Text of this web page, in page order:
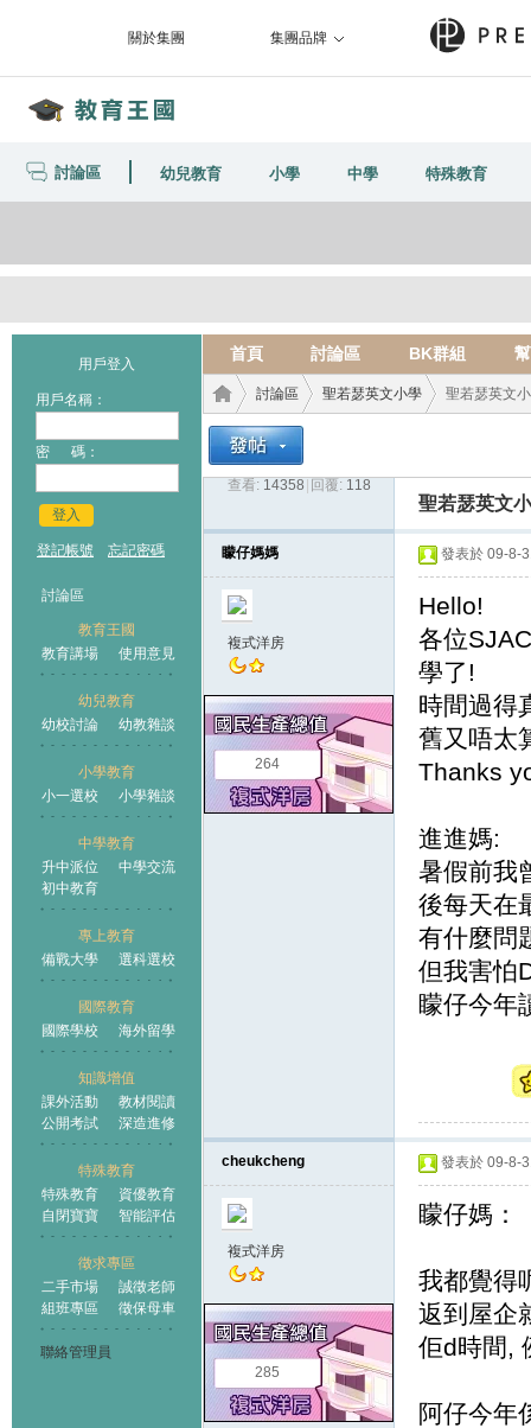
關於集團 集團品牌
討論區 幼兒教育 小學 中學 特殊教育
用戶登入
用戶名稱：
密 碼：
登入
登記帳號 忘記密碼
討論區
教育王國
教育講場
使用意見
幼兒教育
幼校討論
幼教雜談
小學教育
小一選校
小學雜談
中學教育
升中派位
中學交流
初中教育
專上教育
備戰大學
選科選校
國際教育
國際學校
海外留學
知識增值
課外活動
教材閱讀
公開考試
深造進修
特殊教育
特殊教育
資優教育
自閉寶寶
智能評估
徵求專區
二手市場
誠徵老師
組班專區
徵保母車
聯絡管理員
首頁 討論區 BK群組
教育
王國
›
討論區
›
聖若瑟英文小學
›
聖若瑟英文
查看: 14358 回覆: 118
聖若瑟英文
矇仔媽媽
複式洋房
264
發表於 09-8-
Hello!
各位
學了!
時間過得
舊又唔太
Thanks
進進媽:
暑假前我
後每天在
有什麼問
但我害怕
矇仔今年
cheukcheng
複式洋房
285
發表於 09-8-
矇仔媽：
我都覺得
返到屋企
佢d時間,
阿仔今年